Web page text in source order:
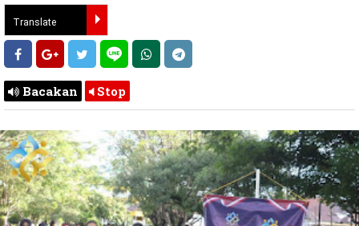
Bacakan Stop